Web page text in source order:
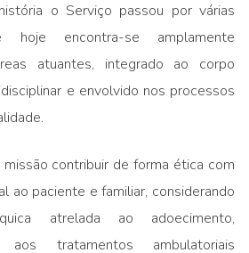
o Serviço passou por várias
hoje encontra-se amplamente
atuantes, integrado ao corpo
e envolvido nos processos
contribuir de forma ética com
ao paciente e familiar, considerando
atrelada ao adoecimento,
aos tratamentos ambulatoriais